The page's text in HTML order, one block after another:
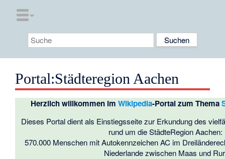
Portal:Städteregion Aachen
Herzlich willkommen imWikipedia-Portalzum Thema
Dieses Portal dient als Einstiegsseite zur Erkundung des
rund um die StädteRegion Aachen:
570.000 Menschen mit Autokennzeichen AC im
Niederlande zwischen Maas und